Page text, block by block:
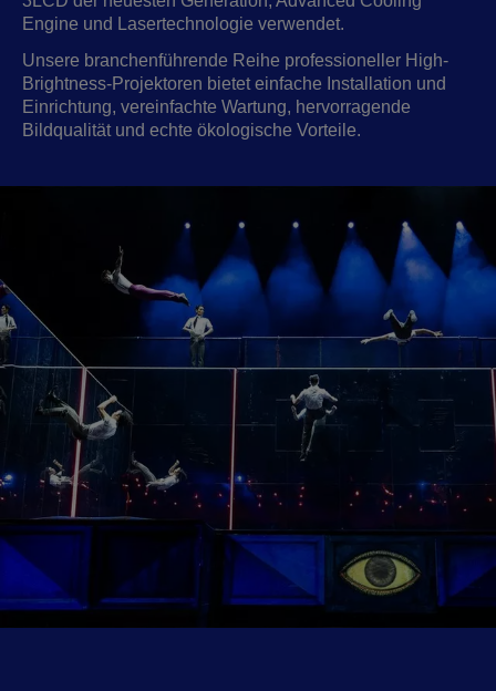
Engine und Lasertechnologie verwendet.
Unsere branchenführende Reihe professioneller High-
Brightness-Projektoren bietet einfache Installation und
Einrichtung, vereinfachte Wartung, hervorragende
Bildqualität und echte ökologische Vorteile.